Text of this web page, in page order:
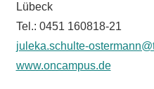
Lübeck
Tel.: 0451 160818-21
juleka.schulte-
www.oncampus.de